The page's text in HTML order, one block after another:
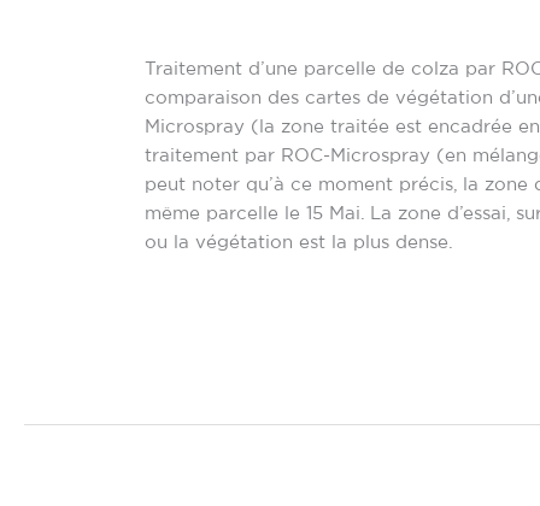
Traitement d’une parcelle de colza par
comparaison des cartes de végétation
Microspray (la zone traitée est encadrée
traitement par ROC-Microspray (en
peut noter qu’à ce moment précis, la zone
même parcelle le 15 Mai. La zone d’essai,
ou la végétation est la plus dense.